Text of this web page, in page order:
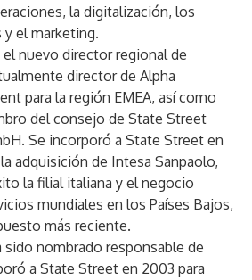
la digitalización, los
el marketing.
el nuevo director regional de
director de Alpha
para la región EMEA, así como
del consejo de State Street
Se incorporó a State Street en
adquisición de Intesa Sanpaolo,
la filial italiana y el negocio
mundiales en los Países Bajos,
más reciente.
sido nombrado responsable de
a State Street en 2003 para